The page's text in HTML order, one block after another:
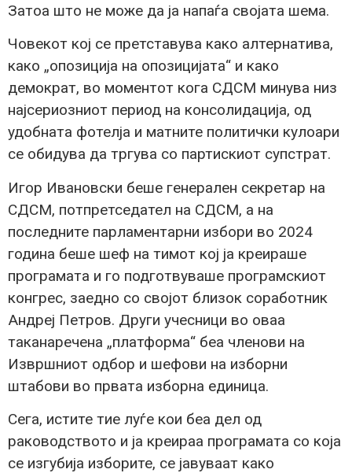
Затоа што не може да ја напаѓа својата шема.
Човекот кој се претставува како алтернатива,
како „опозиција на опозицијата“ и како
демократ, во моментот кога СДСМ минува низ
најсериозниот период на консолидација, од
удобната фотелја и матните политички кулоари
се обидува да тргува со партискиот супстрат.
Игор Ивановски беше генерален секретар на
СДСМ, потпретседател на СДСМ, а на
последните парламентарни избори во 2024
година беше шеф на тимот кој ја креираше
програмата и го подготвуваше програмскиот
конгрес, заедно со својот близок соработник
Андреј Петров. Други учесници во оваа
таканаречена „платформа“ беа членови на
Извршниот одбор и шефови на изборни
штабови во првата изборна единица.
Сега, истите тие луѓе кои беа дел од
раководството и ја креираа програмата со која
се изгубија изборите, се јавуваат како